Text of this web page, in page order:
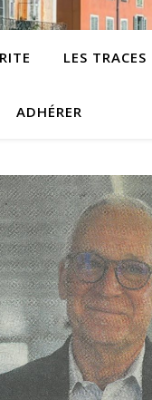
LES
ADHÉRER